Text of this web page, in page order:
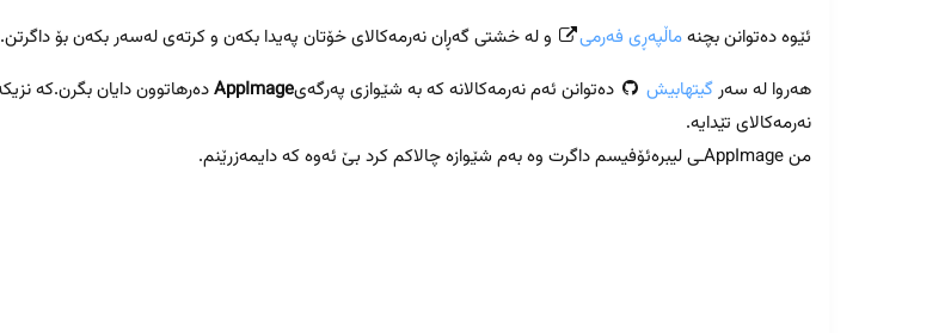
ئێوە دەتوانن بچنەماڵپەڕی فەرمی
و لە خشتی گەڕان نەرمەکالای خۆتان پەیدا بکەن و کرتەی لەسەر بکەن بۆ داگرتن.
هەروا لە سەرگیتهابیش دەتوانن ئەم نەرمەکالانە کە بە شێوازی پەرگەیAppImage
نەرمەکالای تێدایە.
من AppImageـی لیبرەئۆفیسم داگرت وە بەم شێوازە چالاکم کرد بێ ئەوە کە دایمەزرێنم.